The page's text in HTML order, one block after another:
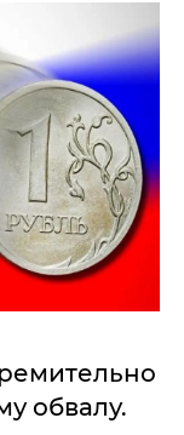
обвалу.